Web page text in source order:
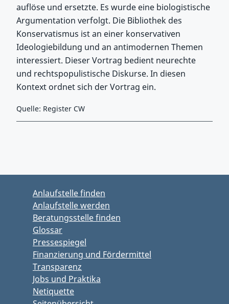
auflöse und ersetzte. Es wurde eine biologistische
Argumentation verfolgt. Die Bibliothek des
Konservatismus ist an einer konservativen
Ideologiebildung und an antimodernen Themen
interessiert. Dieser Vortrag bedient neurechte
und rechtspopulistische Diskurse. In diesen
Kontext ordnet sich der Vortrag ein.
Quelle: Register CW
Anlaufstelle finden
Anlaufstelle werden
Beratungsstelle finden
Glossar
Pressespiegel
Finanzierung und Fördermittel
Transparenz
Jobs und Praktika
Netiquette